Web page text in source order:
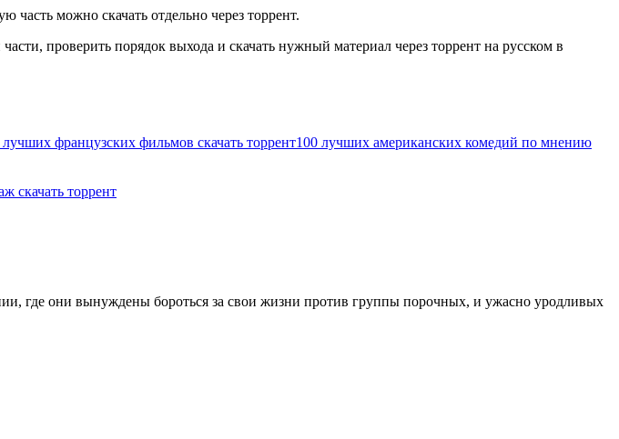
часть можно скачать отдельно через торрент.
проверить порядок выхода и скачать нужный материал через торрент на русском в
лучших французских фильмов скачать торрент100 лучших американских комедий по мнению
скачать торрент
где они вынуждены бороться за свои жизни против группы порочных, и ужасно уродливых